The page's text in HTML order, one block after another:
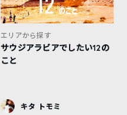
エリアから探す
サウジアラビアでしたい12の
こと
キタ トモミ